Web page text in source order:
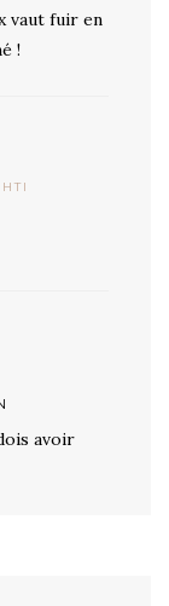
vaut fuir en
!
avoir